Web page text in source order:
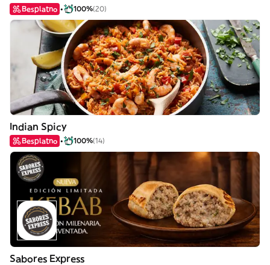
Besplatno 100%(20)
Indian Spicy
Besplatno 100%(14)
Sabores Express